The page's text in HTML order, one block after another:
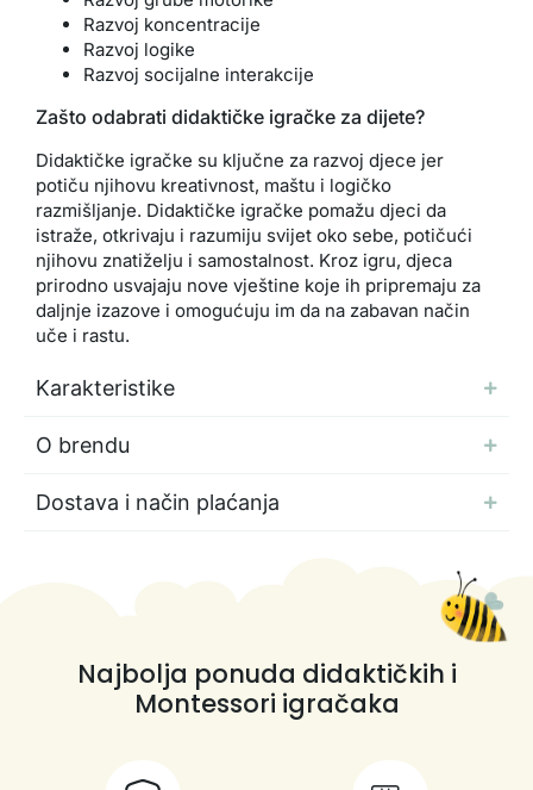
Razvoj koncentracije
Razvoj logike
Razvoj socijalne interakcije
Zašto odabrati didaktičke igračke za dijete?
Didaktičke igračke su ključne za razvoj djece jer
potiču njihovu kreativnost, maštu i logičko
razmišljanje. Didaktičke igračke pomažu djeci da
istraže, otkrivaju i razumiju svijet oko sebe, potičući
njihovu znatiželju i samostalnost. Kroz igru, djeca
prirodno usvajaju nove vještine koje ih pripremaju za
daljnje izazove i omogućuju im da na zabavan način
uče i rastu.
Karakteristike
O brendu
Dostava i način plaćanja
Najbolja ponuda didaktičkih i
Montessori igračaka